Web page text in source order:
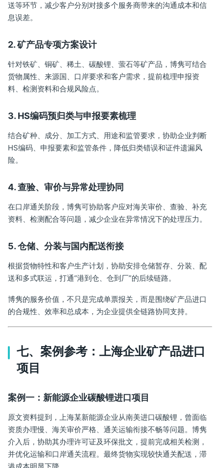
送等环节，减少客户分别对接多个服务商带来的沟通成本和信
息误差。
2. 矿产品专项方案设计
针对铁矿、铜矿、稀土、碳酸锂、萤石等矿产品，博隽可结合
货物属性、来源国、口岸要求和客户需求，提前梳理申报资
料、检测资料和合规风险点。
3. HS编码预归类与申报要素梳理
结合矿种、成分、加工方式、用途和监管要求，协助企业判断
HS编码、申报要素和监管条件，降低归类错误和证件遗漏风
险。
4. 查验、审价与异常处理协同
在口岸通关阶段，博隽可协助客户应对海关审价、查验、补充
资料、检测配合等问题，减少企业在异常情况下的处理压力。
5. 仓储、分装与国内配送衔接
根据货物特性和客户生产计划，协助安排仓储暂存、分装、配
送和多式联运，打通“港到仓、仓到厂”的后续链路。
博隽的服务价值，不只是完成单票报关，而是围绕矿产品进口
的合规性、效率和总成本，为企业提供全链路协同支持。
七、案例参考：上海企业矿产品进口
项目
案例一：新能源企业碳酸锂进口项目
原文资料提到，上海某新能源企业从南美进口碳酸锂，曾面临
资质办理慢、海关审价严格、通关运输衔接不畅等问题。博隽
介入后，协助其办理许可证及环保批文，提前完成相关检测，
并优化运输和口岸通关流程。最终货物实现较快通关配送，滞